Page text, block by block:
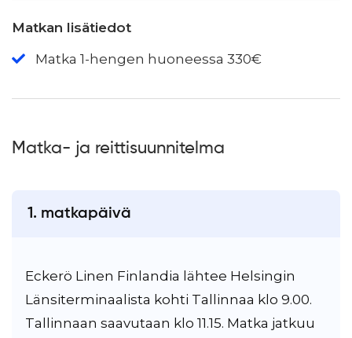
Matkan lisätiedot
Matka 1-hengen huoneessa 330€
Matka- ja reittisuunnitelma
1. matkapäivä
Eckerö Linen Finlandia lähtee Helsingin
Länsiterminaalista kohti Tallinnaa klo 9.00.
Tallinnaan saavutaan klo 11.15. Matka jatkuu